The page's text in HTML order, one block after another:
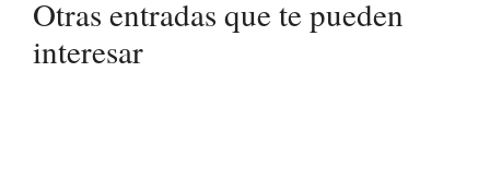
Otras entradas que te pueden
interesar